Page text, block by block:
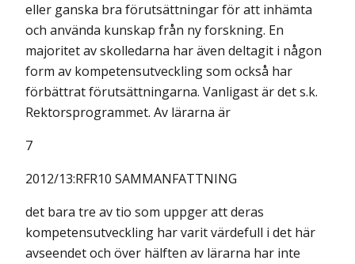
eller ganska bra förutsättningar för att inhämta
och använda kunskap från ny forskning. En
majoritet av skolledarna har även deltagit i någon
form av kompetensutveckling som också har
förbättrat förutsättningarna. Vanligast är det s.k.
Rektorsprogrammet. Av lärarna är
7
2012/13:RFR10 SAMMANFATTNING
det bara tre av tio som uppger att deras
kompetensutveckling har varit värdefull i det här
avseendet och över hälften av lärarna har inte